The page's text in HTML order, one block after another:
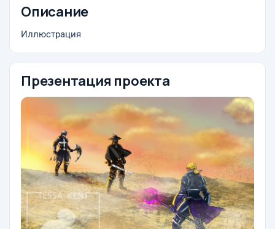
Описание
Иллюстрация
Презентация проекта